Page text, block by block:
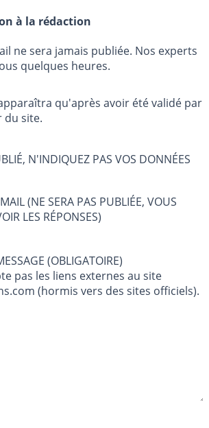
à la rédaction
ne sera jamais publiée. Nos experts
quelques heures.
qu'après avoir été validé par
du site.
N'INDIQUEZ PAS VOS DONNÉES
(NE SERA PAS PUBLIÉE, VOUS
LES RÉPONSES)
TEXTE DE VOTRE MESSAGE (OBLIGATOIRE)
pas les liens externes au site
(hormis vers des sites officiels).